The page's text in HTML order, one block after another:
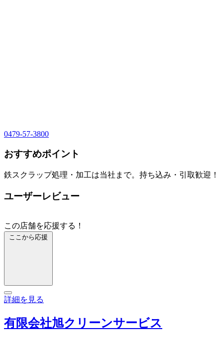
0479-57-3800
おすすめポイント
鉄スクラップ処理・加工は当社まで。持ち込み・引取歓迎！
ユーザーレビュー
この店舗を応援する！
ここから応援
詳細を見る
有限会社旭クリーンサービス